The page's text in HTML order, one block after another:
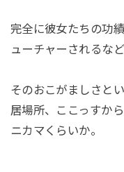
完全に彼女たちの功
ューチャーされるな
そのおこがましさと
居場所、ここっすか
ニカマくらいか。